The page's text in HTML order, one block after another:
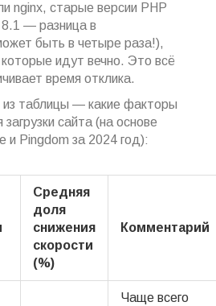
nginx, старые версии PHP
— разница в
быть в четыре раза!),
идут вечно. Это всё
время отклика.
таблицы — какие факторы
сайта (на основе
и Pingdom за 2024 год):
Средняя
доля
снижения
скорости
(%)
Комментарий
Чаще всего